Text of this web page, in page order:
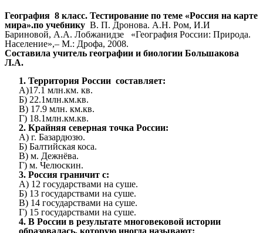
География 8 класс. Тестирование по теме «Россия на карте
мира».по учебнику В. П. Дронова. А.Н. Ром, И.И
Бариновой, А.А. Лобжанидзе «География России: Природа.
Население»,– М.: Дрофа, 2008.
Составила учитель географии и биологии Большакова
Л.А.
1. Территория России составляет:
А)17.1 млн.км. кв.
Б) 22.1млн.км.кв.
В) 17.9 млн. км.кв.
Г) 18.1млн.км.кв.
2. Крайняя северная точка России:
А) г. Базардюзю.
Б) Балтийская коса.
В) м. Дежнёва.
Г) м. Челюскин.
3. Россия граничит с:
А) 12 государствами на суше.
Б) 13 государствами на суше.
В) 14 государствами на суше.
Г) 15 государствами на суше.
4. В России в результате многовековой истории
образовалась, которую иногда называют: